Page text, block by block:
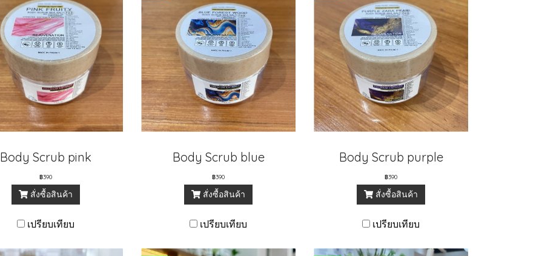
Body Scrub pink
฿390
สั่งซื้อสินค้า
เปรียบเทียบ
Body Scrub blue
฿390
สั่งซื้อสินค้า
เปรียบเทียบ
Body Scrub purple
฿390
สั่งซื้อสินค้า
เปรียบเทียบ